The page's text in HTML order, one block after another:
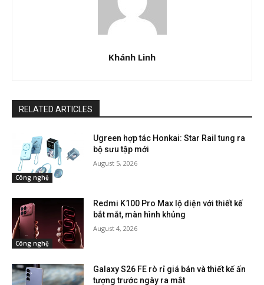
Khánh Linh
RELATED ARTICLES
Công nghệ
Ugreen hợp tác Honkai: Star Rail tung ra
bộ sưu tập mới
August 5, 2026
Công nghệ
Redmi K100 Pro Max lộ diện với thiết kế
bắt mắt, màn hình khủng
August 4, 2026
Galaxy S26 FE rò rỉ giá bán và thiết kế ấn
tượng trước ngày ra mắt